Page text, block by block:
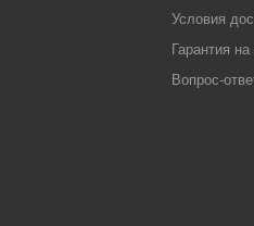
Условия
Гарантия на
Вопрос-